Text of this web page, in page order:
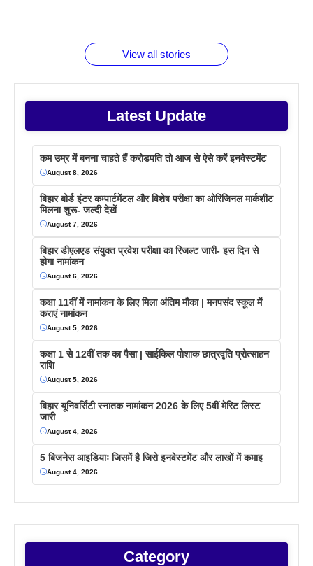
View all stories
Latest Update
कम उम्र में बनना चाहते हैं करोडपति तो आज से ऐसे करें इनवेस्टमेंट
August 8, 2026
बिहार बोर्ड इंटर कम्पार्टमेंटल और विशेष परीक्षा का ओरिजिनल मार्कशीट
मिलना शुरू- जल्दी देखें
August 7, 2026
बिहार डीएलएड संयुक्त प्रवेश परीक्षा का रिजल्ट जारी- इस दिन से
होगा नामांकन
August 6, 2026
कक्षा 11वीं में नामांकन के लिए मिला अंतिम मौका | मनपसंद स्कूल में
कराएं नामांकन
August 5, 2026
कक्षा 1 से 12वीं तक का पैसा | साईकिल पोशाक छात्रवृति प्रोत्साहन
राशि
August 5, 2026
बिहार यूनिवर्सिटी स्नातक नामांकन 2026 के लिए 5वीं मेरिट लिस्ट
जारी
August 4, 2026
5 बिजनेस आइडियाः जिसमें है जिरो इनवेस्टमेंट और लाखों में कमाइ
August 4, 2026
Category